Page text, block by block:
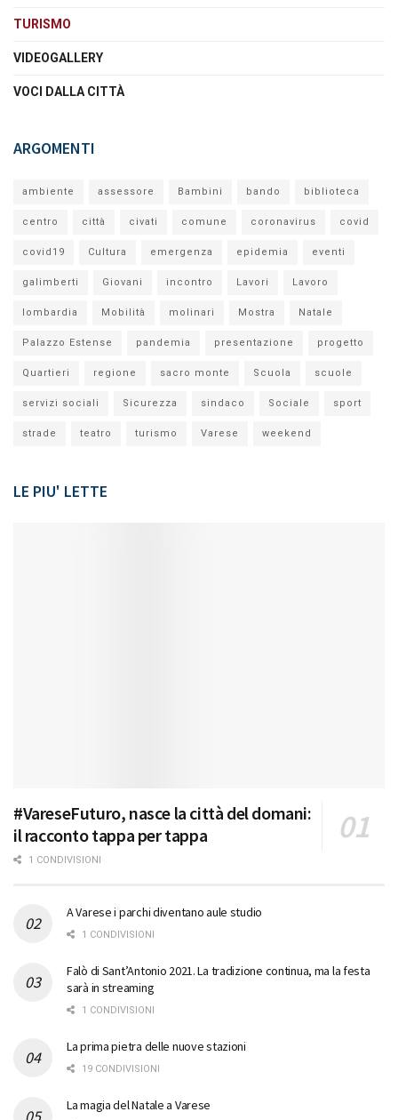
TURISMO
VIDEOGALLERY
VOCI DALLA CITTÀ
ARGOMENTI
ambiente assessore Bambini bando biblioteca
centro città civati comune coronavirus covid
covid19 Cultura emergenza epidemia eventi
galimberti Giovani incontro Lavori Lavoro
lombardia Mobilità molinari Mostra Natale
Palazzo Estense pandemia presentazione progetto
Quartieri regione sacro monte Scuola scuole
servizi sociali Sicurezza sindaco Sociale sport
strade teatro turismo Varese weekend
LE PIU' LETTE
#VareseFuturo, nasce la città del domani:
il racconto tappa per tappa
1 CONDIVISIONI
A Varese i parchi diventano aule studio
1 CONDIVISIONI
Falò di Sant’Antonio 2021. La tradizione continua, ma la festa
sarà in streaming
1 CONDIVISIONI
La prima pietra delle nuove stazioni
19 CONDIVISIONI
La magia del Natale a Varese